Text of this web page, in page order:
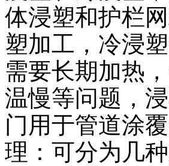
体浸塑和护栏
塑加工，冷浸
需要长期加热
温慢等问题，
门用于管道涂
理：可分为几